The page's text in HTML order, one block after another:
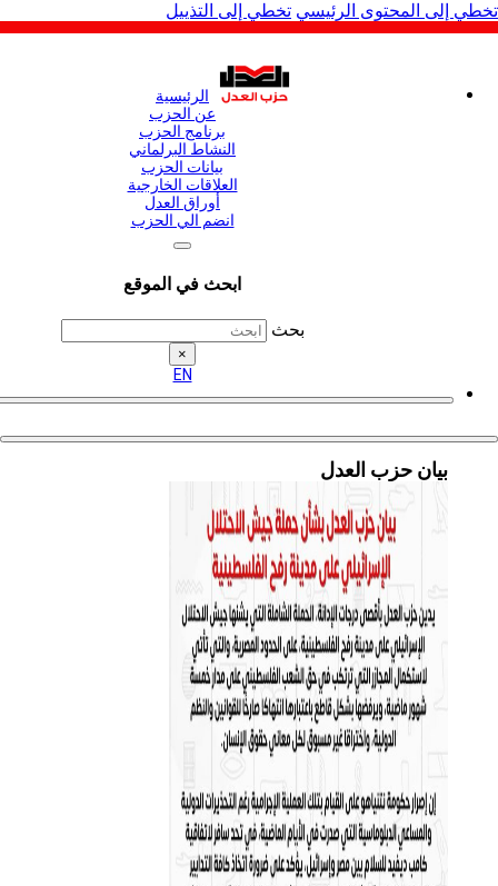
المحتوى الرئيسي تخطي إلى التذييل
الرئيسية
عن الحزب
برنامج الحزب
النشاط البرلماني
بيانات الحزب
العلاقات الخارجية
أوراق العدل
انضم الي الحزب
ابحث في الموقع
بيان حزب العدل